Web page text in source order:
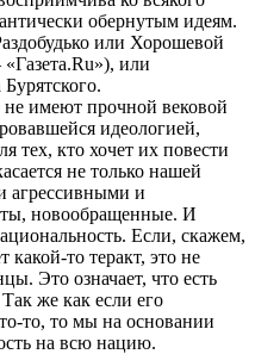
обернутым идеям.
или Хорошевой
или
имеют прочной вековой
идеологией,
тех, кто хочет их повести
не только нашей
агрессивными и
новообращенные. И
Если, скажем,
какой-то теракт, это не
Это означает, что есть
же как если его
то, то мы на основании
на всю нацию.